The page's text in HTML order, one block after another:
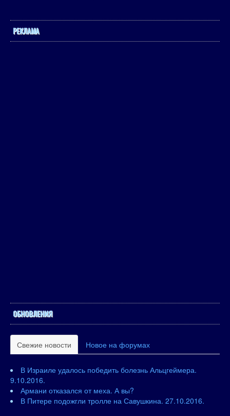
РЕКЛАМА
ОБНОВЛЕНИЯ
Свежие новости Новое на форумах
В Израиле удалось победить болезнь Альцгеймера.
9.10.2016.
Армани отказался от меха. А вы?
В Питере подожгли тролле на Савушкина. 27.10.2016.